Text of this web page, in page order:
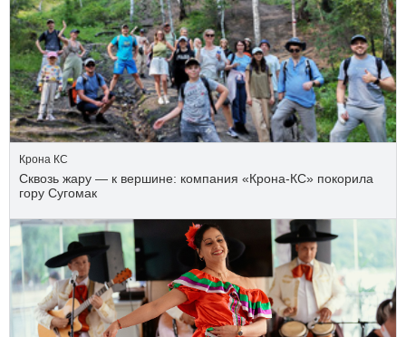
Крона КС
Сквозь жару — к вершине: компания «Крона‑КС» покорила
гору Сугомак